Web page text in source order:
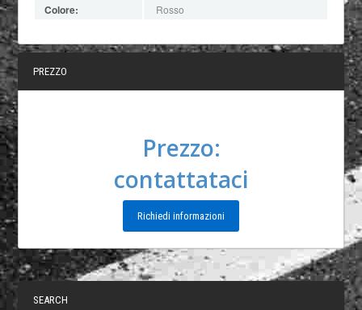
Colore: Rosso
PREZZO
Prezzo:
contattataci
Richiedi informazioni
SEARCH